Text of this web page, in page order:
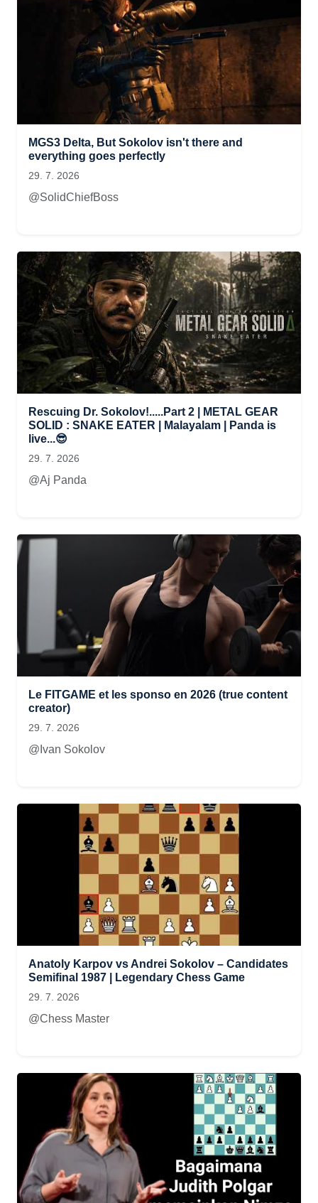
MGS3 Delta, But Sokolov isn't there and
everything goes perfectly
29. 7. 2026
@SolidChiefBoss
Rescuing Dr. Sokolov!.....Part 2 | METAL GEAR
SOLID : SNAKE EATER | Malayalam | Panda is
live...😎
29. 7. 2026
@Aj Panda
Le FITGAME et les sponso en 2026 (true content
creator)
29. 7. 2026
@Ivan Sokolov
Anatoly Karpov vs Andrei Sokolov – Candidates
Semifinal 1987 | Legendary Chess Game
29. 7. 2026
@Chess Master